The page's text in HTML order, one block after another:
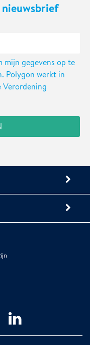
nieuwsbrief
mijn gegevens op te
Polygon werkt in
Verordening